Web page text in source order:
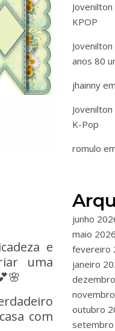
e
uma
com
KPOP
anos 80
jhainny em
K-Pop
romulo
junho
maio 2026
fevereiro
janeiro
outubro